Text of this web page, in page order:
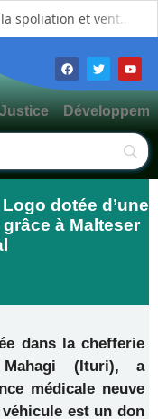
Mahagi : la spoliation et vente illicite des pâturages collectifs au cœur d’un débat sur les risques de conflits fonciers
Bunia : l’AIDAC-ASBL organise une prière d’action de grâce en l’honneur des finalistes musulmans admis à l’Examen d’État édition 2026
Bunia : des jeunes sensibilisés à la masculinité positive pour lutter contre les violences basées sur le genre
Ituri / Riposte contre Ebola : World Vision forme 50 leaders religieux à Bunia pour transformer la foi en actions contre Ebola
Djugu : l’ASADS et ALCAM sensibilisent près de 300 déplacés de Plaine Savo sur la protection des enfants et la cohésion sociale
Météo : une journée partiellement ensoleillée avec un risque d’orages ce vendredi à Bunia
Justice
dotée d’une
à Malteser
dans la chefferie
(Ituri), a
médicale neuve
est un don